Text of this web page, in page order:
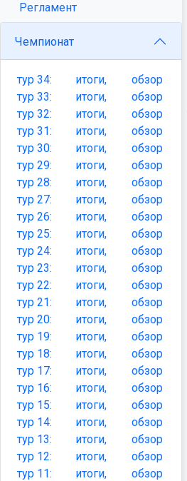
Регламент
Чемпионат
тур 34: итоги,
обзор
тур 33: итоги,
обзор
тур 32: итоги,
обзор
тур 31: итоги,
обзор
тур 30: итоги,
обзор
тур 29: итоги,
обзор
тур 28: итоги,
обзор
тур 27: итоги,
обзор
тур 26: итоги,
обзор
тур 25: итоги,
обзор
тур 24: итоги,
обзор
тур 23: итоги,
обзор
тур 22: итоги,
обзор
тур 21: итоги,
обзор
тур 20: итоги,
обзор
тур 19: итоги,
обзор
тур 18: итоги,
обзор
тур 17: итоги,
обзор
тур 16: итоги,
обзор
тур 15: итоги,
обзор
тур 14: итоги,
обзор
тур 13: итоги,
обзор
тур 12: итоги,
обзор
тур 11: итоги,
обзор